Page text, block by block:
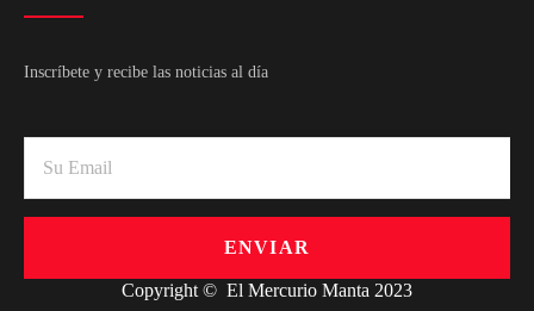
Inscríbete y recibe las noticias al día
ENVIAR
Copyright © El Mercurio Manta 2023